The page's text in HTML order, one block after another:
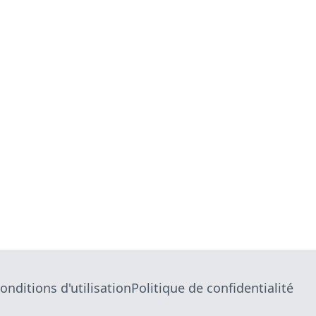
d'utilisationPolitique de confidentialité